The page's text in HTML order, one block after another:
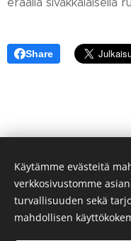
Share
Käytämme evästeitä
verkkosivustomme
turvallisuuden sekä
mahdollisen